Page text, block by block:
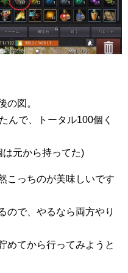
の図。
んで、トータル100個く
元から持ってた)
こっちのが美味しいです
ので、やるなら両方やり
めてから行ってみようと